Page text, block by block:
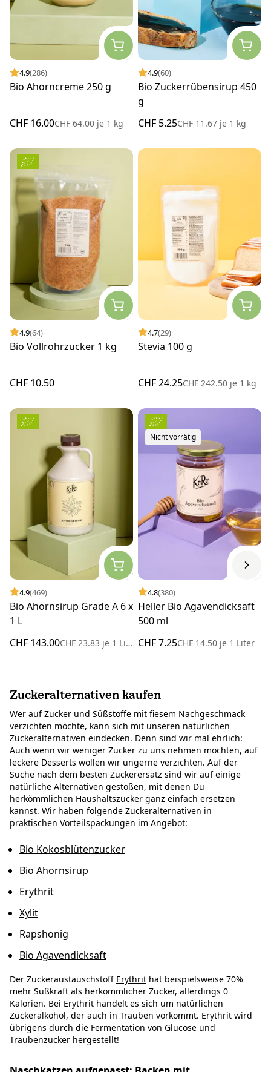
4.9(286)
Bio Ahorncreme 250 g
CHF 16.00CHF 64.00 je 1 kg
4.9(60)
Bio Zuckerrübensirup 450
g
CHF 5.25CHF 11.67 je 1 kg
4.9(64)
Bio Vollrohrzucker 1 kg
CHF 10.50
4.7(29)
Stevia 100 g
CHF 24.25CHF 242.50 je 1 kg
4.9(469)
Bio Ahornsirup Grade A 6 x
1 L
CHF 143.00CHF 23.83 je 1 Liter
Nicht vorrätig
4.8(380)
Heller Bio Agavendicksaft
500 ml
CHF 7.25CHF 14.50 je 1 Liter
Zuckeralternativen kaufen
Wer auf Zucker und Süßstoffe mit fiesem Nachgeschmack
verzichten möchte, kann sich mit unseren natürlichen
Zuckeralternativen eindecken. Denn sind wir mal ehrlich:
Auch wenn wir weniger Zucker zu uns nehmen möchten, auf
leckere Desserts wollen wir ungerne verzichten. Auf der
Suche nach dem besten Zuckerersatz sind wir auf einige
natürliche Alternativen gestoßen, mit denen Du
herkömmlichen Haushaltszucker ganz einfach ersetzen
kannst. Wir haben folgende Zuckeralternativen in
praktischen Vorteilspackungen im Angebot:
Bio Kokosblütenzucker
Bio Ahornsirup
Erythrit
Xylit
Rapshonig
Bio Agavendicksaft
Der Zuckeraustauschstoff Erythrit hat beispielsweise 70%
mehr Süßkraft als herkömmlicher Zucker, allerdings 0
Kalorien. Bei Erythrit handelt es sich um natürlichen
Zuckeralkohol, der auch in Trauben vorkommt. Erythrit wird
übrigens durch die Fermentation von Glucose und
Traubenzucker hergestellt!